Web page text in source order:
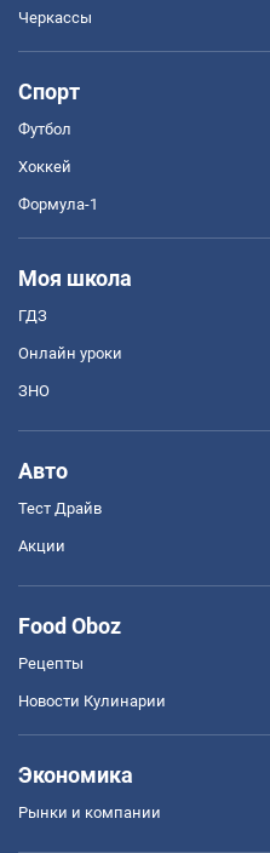
Черкассы
Спорт
Футбол
Хоккей
Формула-1
Моя школа
ГДЗ
Онлайн уроки
ЗНО
Авто
Тест Драйв
Акции
Food Oboz
Рецепты
Новости Кулинарии
Экономика
Рынки и компании